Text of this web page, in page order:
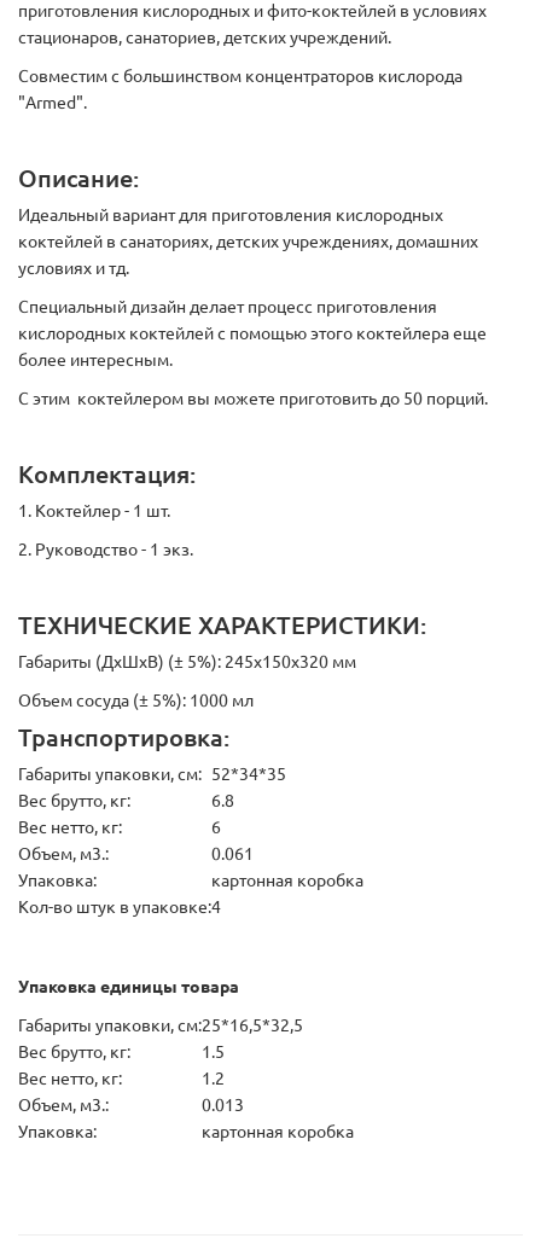
приготовления кислородных и фито-коктейлей в условиях
стационаров, санаториев, детских учреждений.
Совместим с большинством концентраторов кислорода
"Armed".
Описание:
Идеальный вариант для приготовления кислородных
коктейлей в санаториях, детских учреждениях, домашних
условиях и тд.
Специальный дизайн делает процесс приготовления
кислородных коктейлей с помощью этого коктейлера еще
более интересным.
С этим коктейлером вы можете приготовить до 50 порций.
Комплектация:
1. Коктейлер - 1 шт.
2. Руководство - 1 экз.
ТЕХНИЧЕСКИЕ ХАРАКТЕРИСТИКИ:
Габариты (ДхШхВ) (± 5%): 245х150х320 мм
Объем сосуда (± 5%): 1000 мл
Транспортировка:
Габариты упаковки, см: 52*34*35
Вес брутто, кг:
6.8
Вес нетто, кг:
6
Объем, м3.:
0.061
Упаковка:
картонная коробка
Кол-во штук в упаковке:4
Упаковка единицы товара
Габариты упаковки, см:25*16,5*32,5
Вес брутто, кг:
1.5
Вес нетто, кг:
1.2
Объем, м3.:
0.013
Упаковка:
картонная коробка